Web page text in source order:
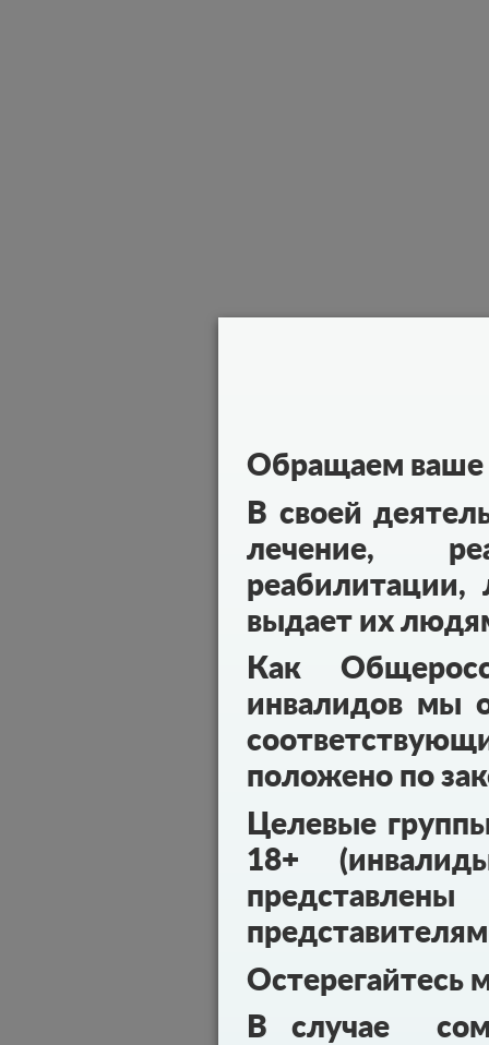
Обращаем ваше
В своей
лечение,
реабилитации,
выдает их
Как
инвалидов мы
положено по
Целевые
18+
Остерегайтесь
В случае